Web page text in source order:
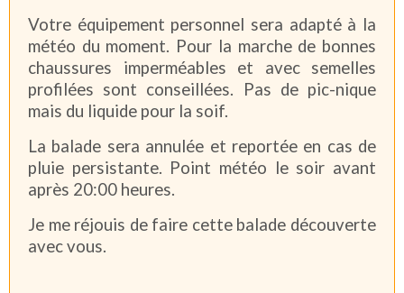
Votre équipement personnel sera adapté à la
météo du moment. Pour la marche de bonnes
chaussures imperméables et avec semelles
profilées sont conseillées. Pas de pic-nique
mais du liquide pour la soif.
La balade sera annulée et reportée en cas de
pluie persistante. Point météo le soir avant
après 20:00 heures.
Je me réjouis de faire cette balade découverte
avec vous.